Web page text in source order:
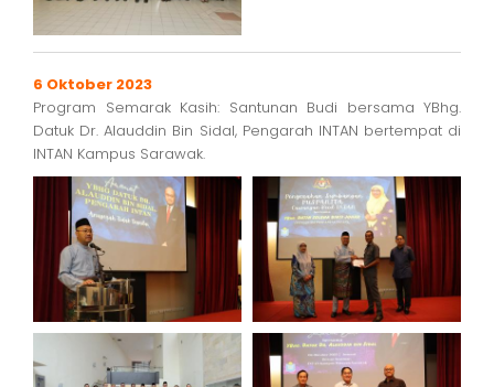
6 Oktober 2023
Program Semarak Kasih: Santunan Budi bersama YBhg.
Datuk Dr. Alauddin Bin Sidal, Pengarah INTAN bertempat di
INTAN Kampus Sarawak.